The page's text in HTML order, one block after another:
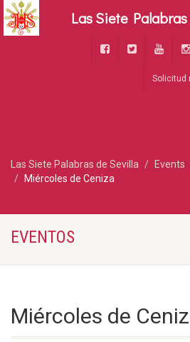
Solicitud
Las Siete Palabras de Sevilla Events
Miércoles de Ceniza
EVENTOS
Miércoles de
Las Siete Palabras